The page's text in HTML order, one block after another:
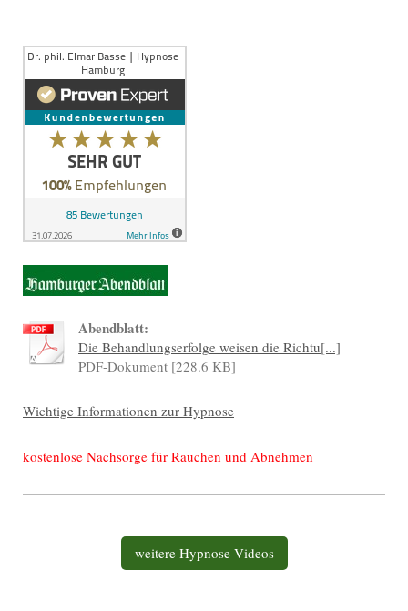
Abendblatt:
Die Behandlungserfolge weisen die Richtu[...]
PDF-Dokument [228.6 KB]
Wichtige Informationen zur Hypnose
kostenlose Nachsorge für Rauchen und Abnehmen
weitere Hypnose-Videos